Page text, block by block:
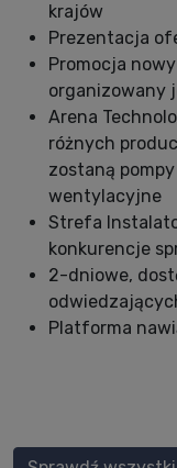
krajów
Prezentacja
Promocja
organizowany
Arena
różnych
zostaną
wentylacyjne
Strefa
konkurencje
2-dniowe,
Platforma